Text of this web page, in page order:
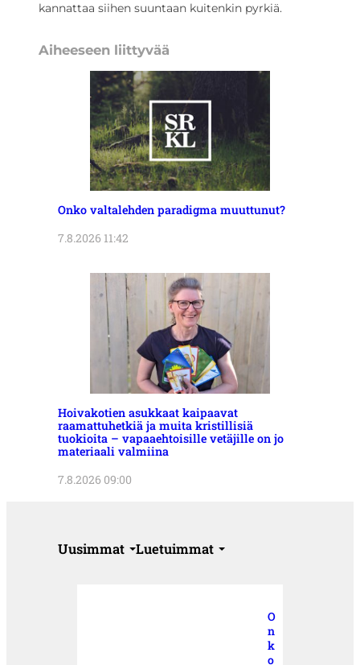
kannattaa siihen suuntaan kuitenkin pyrkiä.
Aiheeseen liittyvää
Onko valtalehden paradigma muuttunut?
7.8.2026 11:42
Hoivakotien asukkaat kaipaavat
raamattuhetkiä ja muita kristillisiä
tuokioita – vapaaehtoisille vetäjille on jo
materiaali valmiina
7.8.2026 09:00
Uusimmat Luetuimmat
O
n
k
o